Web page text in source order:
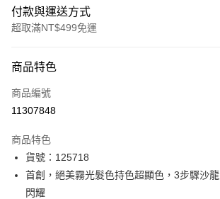
付款與運送方式
超取滿NT$499免運
icash Pay
信用卡一次付款
LINE Pay
Apple Pay
商品特色
商品編號
11307848
商品特色
貨號：125718
首創，絕美霧光髮色持色超顯色，3步驟沙
閃耀